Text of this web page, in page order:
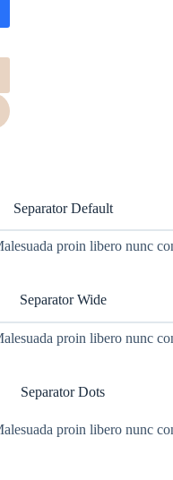
Separator Default
proin libero nunc
Separator Wide
proin libero nunc
Separator Dots
proin libero nunc